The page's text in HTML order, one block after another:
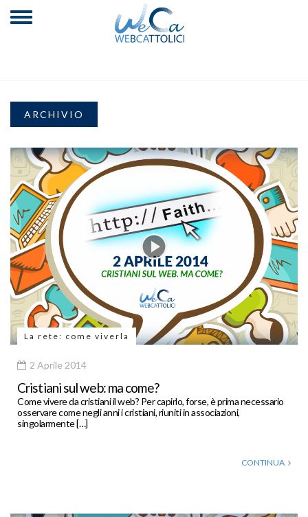
ARCHIVIO
La rete: come viverla
2 Aprile 2014
Cristiani sul web: ma come?
Come vivere da cristiani il web? Per capirlo, forse, è prima necessario
osservare come negli anni i cristiani, riuniti in associazioni,
singolarmente […]
CONTINUA